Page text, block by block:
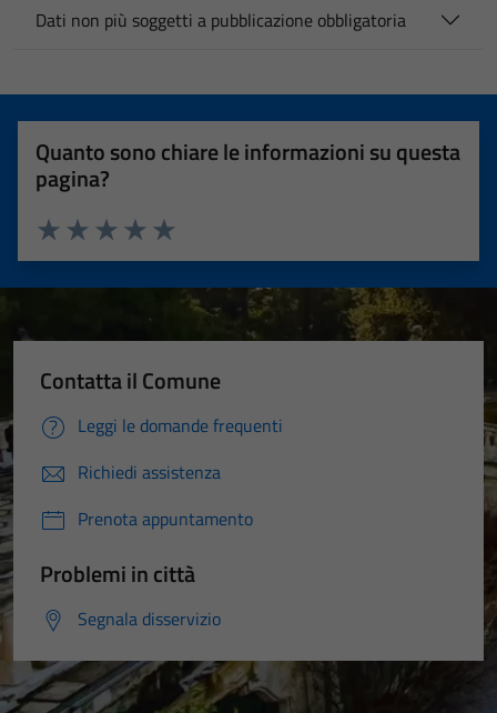
Dati non più soggetti a pubblicazione obbligatoria
Quanto sono chiare le informazioni su questa
pagina?
Valuta 5 stelle su 5
Valuta 4 stelle su 5
Valuta 3 stelle su 5
Valuta 2 stelle su 5
Valuta 1 stelle su 5
Contatta il Comune
Leggi le domande frequenti
Richiedi assistenza
Prenota appuntamento
Problemi in città
Segnala disservizio